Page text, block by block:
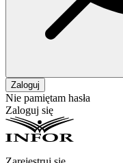
Zaloguj
Nie pamiętam hasła
Zaloguj się